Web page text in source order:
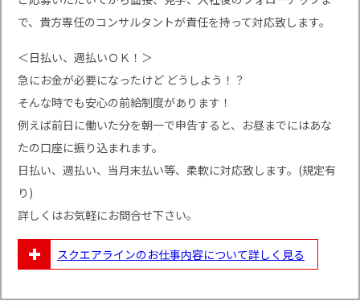
で、貴方専任のコンサルタントが責任を持って対応致します。
＜日払い、週払いＯＫ！＞
急にお金が必要になったけど どうしよう！？
そんな時でも安心の前給制度があります！
例えば前日に働いた分を朝一で申告すると、お昼までにはあな
たの口座に振り込まれます。
日払い、週払い、当月末払い等、柔軟に対応致します。(規定有
り)
詳しくはお気軽にお問合せ下さい。
スクエアラインのお仕事内容について詳しく見る